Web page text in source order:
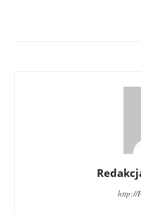
http://